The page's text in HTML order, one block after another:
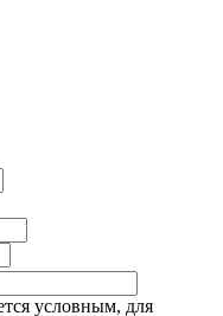
условным, для